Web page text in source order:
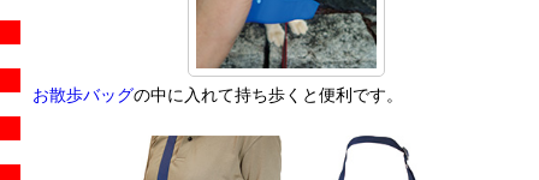
お散歩バッグの中に入れて持ち歩くと便利です。